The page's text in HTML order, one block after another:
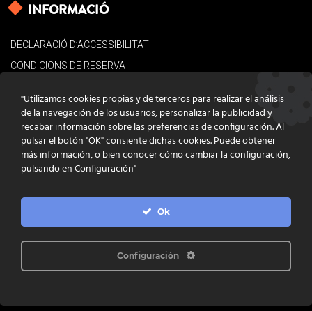
INFORMACIÓ
DECLARACIÓ D’ACCESSIBILITAT
CONDICIONS DE RESERVA
POLÍTICA DE COOKIES
CONTACTE
PROGRAMACIÓ INFOACTIVA'T
"Utilizamos cookies propias y de terceros para realizar el análisis
de la navegación de los usuarios, personalizar la publicidad y
recabar información sobre las preferencias de configuración. Al
pulsar el botón "OK" consiente dichas cookies. Puede obtener
más información, o bien conocer cómo cambiar la configuración,
pulsando en Configuración"
Ok
Configuración